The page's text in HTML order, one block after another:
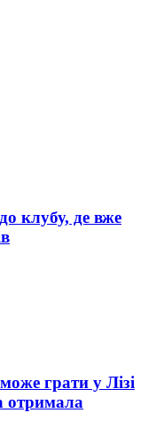
клубу, де вже
грати у Лізі
отримала